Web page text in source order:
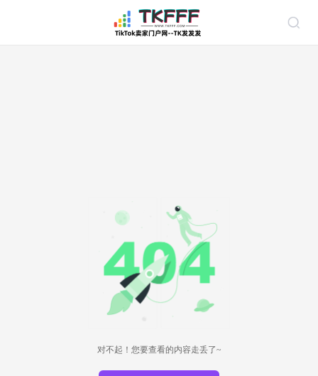
对不起！您要查看的内容走丢了~